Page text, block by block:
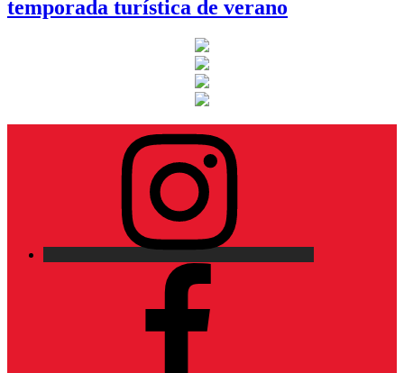
temporada turística de verano